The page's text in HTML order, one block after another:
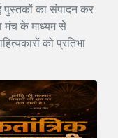
पुस्तकों का संपादन कर
मंच के माध्यम से
को प्रतिभा